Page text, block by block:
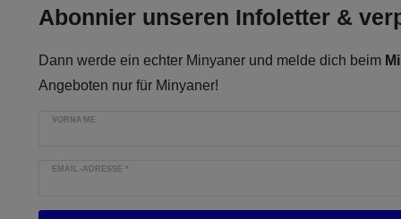
Abonnier unseren Infoletter &
Dann werde ein echter Minyaner und melde dich beim
Angeboten nur für Minyaner!
VORNAME
EMAIL-ADRESSE*